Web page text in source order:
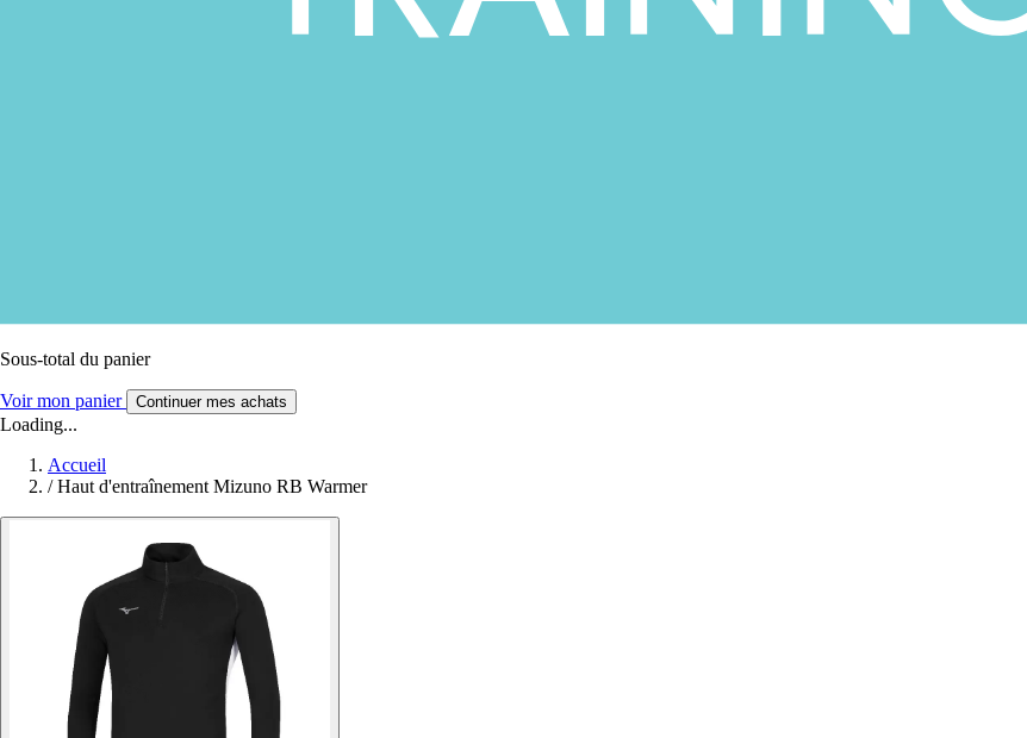
Sous-total du panier
Voir mon panier Continuer mes achats
Loading...
Accueil
/ Haut d'entraînement Mizuno RB Warmer